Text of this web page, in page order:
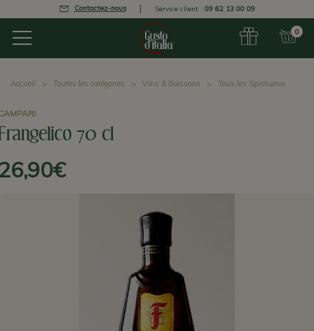
Contactez-nous Service client : 09 62 13 00 09
0
Accueil Toutes les catégories Vins & Boissons Tous les Spiritueux
70 cl